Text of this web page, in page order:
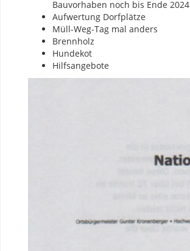
Bauvorhaben noch bis Ende 2024
Aufwertung Dorfplätze
Müll-Weg-Tag mal anders
Brennholz
Hundekot
Hilfsangebote